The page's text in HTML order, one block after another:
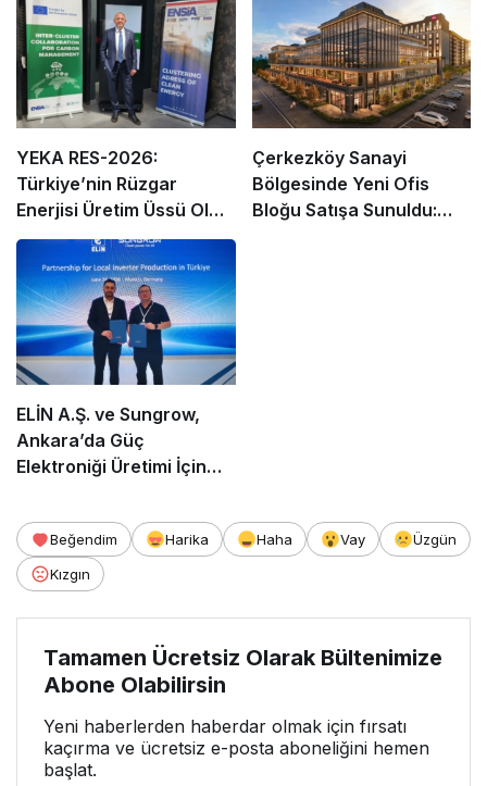
YEKA RES-2026:
Türkiye’nin Rüzgar
Enerjisi Üretim Üssü Olma
Fırsatı
Çerkezköy Sanayi
Bölgesinde Yeni Ofis
Bloğu Satışa Sunuldu:
ELİN A.Ş. ve Sungrow,
Ankara’da Güç
Elektroniği Üretimi İçin
Beğendim Harika Haha Vay
Üzgün
Kızgın
Tamamen Ücretsiz Olarak Bültenimize
Abone Olabilirsin
Yeni haberlerden haberdar olmak için fırsatı
kaçırma ve ücretsiz e-posta aboneliğini hemen
başlat.